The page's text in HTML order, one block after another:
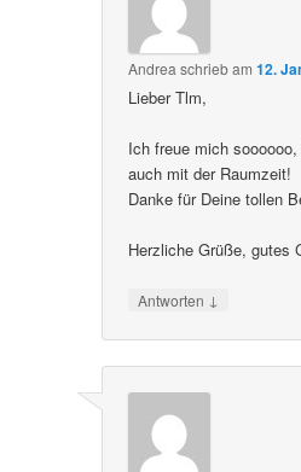
Andrea schriebam12.
Lieber Tlm,
Ich freue mich
auch mit der Raumzeit!
Danke für Deine tollen
Herzliche Grüße, gutes
Antworten ↓